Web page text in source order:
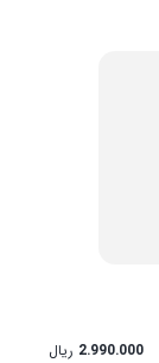
2.990.000 ریال